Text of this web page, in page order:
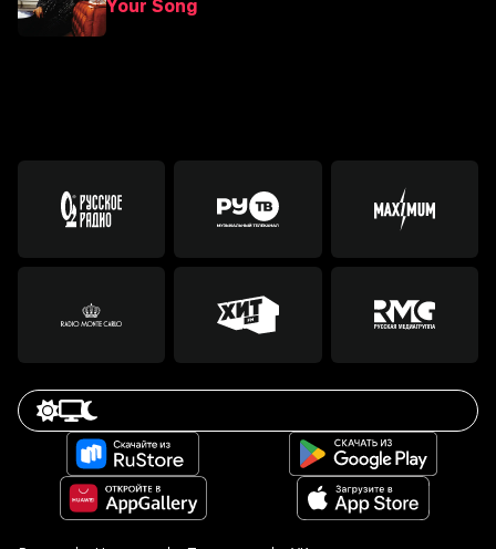
Your Song